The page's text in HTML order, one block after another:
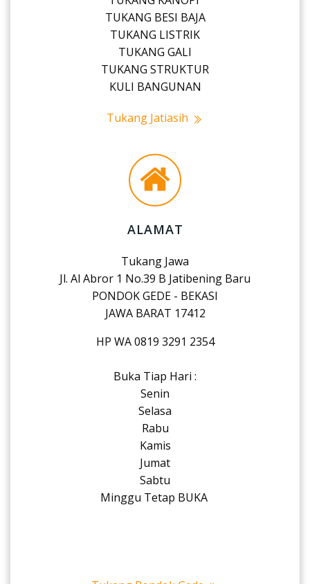
TUKANG BESI BAJA
TUKANG LISTRIK
TUKANG GALI
TUKANG STRUKTUR
KULI BANGUNAN
Tukang Jatiasih
ALAMAT
Tukang Jawa
Jl. Al Abror 1 No.39 B Jatibening Baru
PONDOK GEDE - BEKASI
JAWA BARAT 17412
HP WA 0819 3291 2354
Buka Tiap Hari :
Senin
Selasa
Rabu
Kamis
Jumat
Sabtu
Minggu Tetap BUKA